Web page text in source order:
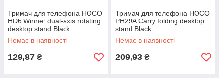
Тримач для телефона HOCO
HD6 Winner dual-axis rotating
desktop stand Black
Немає в наявності
129,87 ₴
Тримач для телефона HOCO
PH29A Carry folding desktop
stand Black
Немає в наявності
209,93 ₴